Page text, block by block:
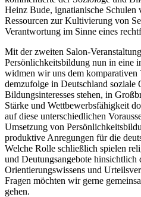
Heinz Bude, ignatianische Schulen
Ressourcen zur Kultivierung von
Verantwortung im Sinne eines
Mit der zweiten Salon-
Persönlichkeitsbildung nun in eine
widmen wir uns dem komparativen
demzufolge in Deutschland soziale
Bildungsinteresses stehen, in
Stärke und Wettbewerbsfähigkeit
auf diese unterschiedlichen
Umsetzung von
produktive Anregungen für die
Welche Rolle schließlich spielen
und Deutungsangebote
Orientierungswissens und
Fragen möchten wir gerne
gehen.